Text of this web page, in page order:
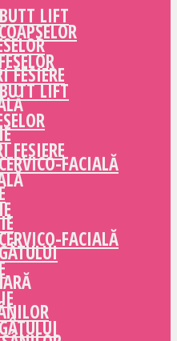
LIFT
FESIERE
FACIALĂ
LIFT
FESIERE
FACIALĂ